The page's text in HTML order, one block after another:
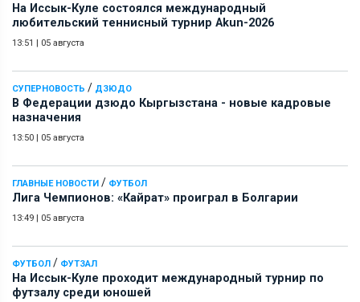
На Иссык-Куле состоялся международный
любительский теннисный турнир Akun-2026
13:51 | 05 августа
СУПЕРНОВОСТЬ / ДЗЮДО
В Федерации дзюдо Кыргызстана - новые кадровые
назначения
13:50 | 05 августа
ГЛАВНЫЕ НОВОСТИ / ФУТБОЛ
Лига Чемпионов: «Кайрат» проиграл в Болгарии
13:49 | 05 августа
ФУТБОЛ / ФУТЗАЛ
На Иссык-Куле проходит международный турнир по
футзалу среди юношей